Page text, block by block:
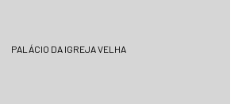
PALÁCIO DA IGREJA VELHA